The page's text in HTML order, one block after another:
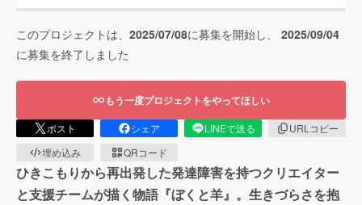
このプロジェクトは、 2025/07/08に募集を開始し、 2025/09/04
に募集を終了しました
もう一度プロジェクトをやってほしい
ポスト シェア LINEで送る
URLコピー
埋め込み
QRコード
ひきこもりから再出発した発達障害を持つクリエイター
と支援チームが描く物語『ぼくと羊』。生きづらさを抱